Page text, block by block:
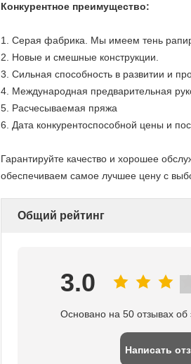
Конкурентное преимущество:
1. Серая фабрика. Мы имеем тень
2. Новые и смешные конструкции.
3. Сильная способность в развитии и
4. Международная предварительная
5. Расчесываемая пряжа
6. Дата конкурентоспособной цены и
Гарантируйте качество и хорошее
обеспечиваем самое лучшее цену с
Общий рейтинг
3.0
Основано на 50 отзывах об
Написать